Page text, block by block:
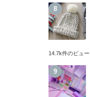
14.7k件のビュー